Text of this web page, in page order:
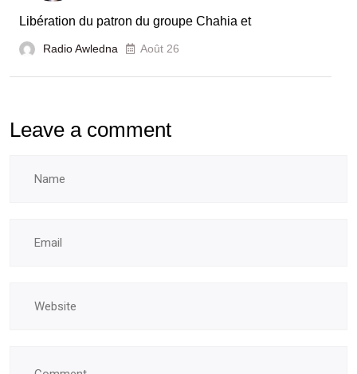
Libération du patron du groupe Chahia et
Radio Awledna Août 26
Leave a comment